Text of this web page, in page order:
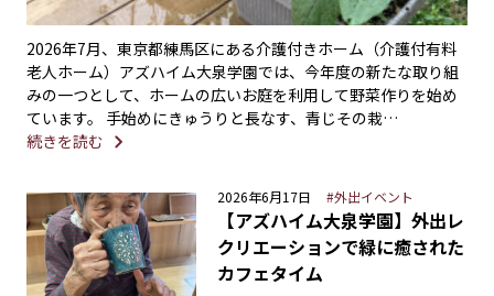
2026年7月、東京都練馬区にある介護付きホーム（介護付有料
老人ホーム）アズハイム大泉学園では、今年度の新たな取り組
みの一つとして、ホームの広いお庭を利用して野菜作りを始め
ています。 手始めにきゅうりと長なす、青じその栽…
続きを読む
2026年6月17日 #外出イベント
【アズハイム大泉学園】外出レ
クリエーションで緑に癒された
カフェタイム